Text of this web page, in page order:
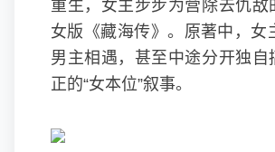
重生，女主步步为营除去仇敌
女版《藏海传》。原著中，女
男主相遇，甚至中途分开独自
正的“女本位”叙事。